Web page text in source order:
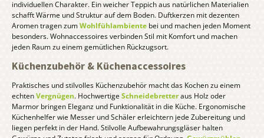
individuellen Charakter. Ein weicher Teppich aus natürlichen Materialien
schafft Wärme und Struktur auf dem Boden. Duftkerzen mit dezenten
Aromen tragen zumWohlfühlambiente bei und machen jeden Moment
besonders. Wohnaccessoires verbinden Stil mit Komfort und machen
jeden Raum zu einem gemütlichen Rückzugsort.
Küchenzubehör & Küchenaccessoires
Praktisches und stilvolles Küchenzubehör macht das Kochen zu einem
echtenVergnügen. Hochwertige Schneidebretteraus Holz oder
Marmor bringen Eleganz und Funktionalität in die Küche. Ergonomische
Küchenhelfer wie Messer und Schäler erleichtern jede Zubereitung und
liegen perfekt in der Hand. Stilvolle Aufbewahrungsgläser halten